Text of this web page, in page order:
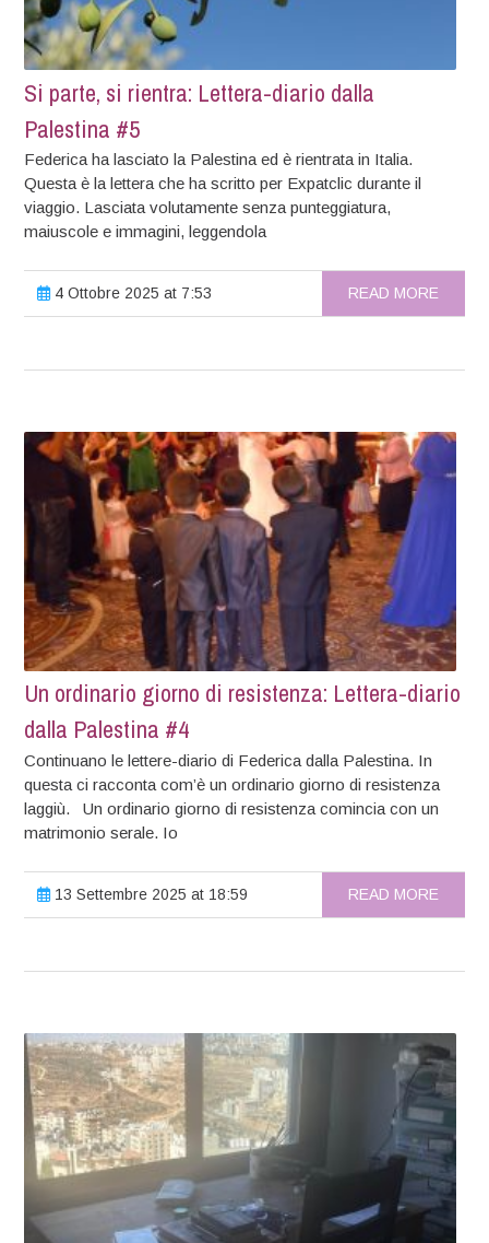
Si parte, si rientra: Lettera-diario dalla
Palestina #5
Federica ha lasciato la Palestina ed è rientrata in Italia.
Questa è la lettera che ha scritto per Expatclic durante il
viaggio. Lasciata volutamente senza punteggiatura,
maiuscole e immagini, leggendola
4 Ottobre 2025 at 7:53 READ MORE
Un ordinario giorno di resistenza: Lettera-diario
dalla Palestina #4
Continuano le lettere-diario di Federica dalla Palestina. In
questa ci racconta com’è un ordinario giorno di resistenza
laggiù. Un ordinario giorno di resistenza comincia con un
matrimonio serale. Io
13 Settembre 2025 at 18:59 READ MORE